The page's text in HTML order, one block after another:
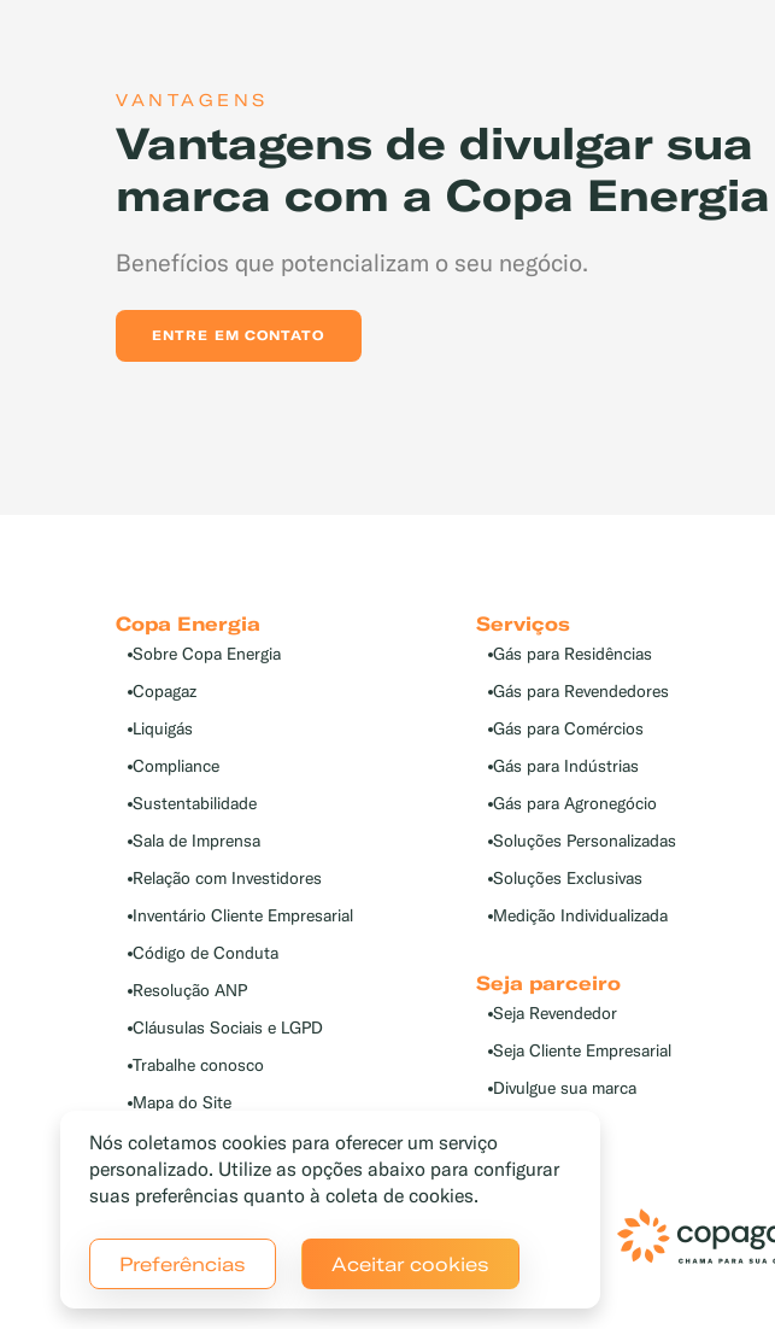
VANTAGENS
Vantagens de divulgar sua
marca com a Copa Energia
Benefícios que potencializam o seu negócio.
ENTRE EM CONTATO
Copa Energia
Sobre Copa Energia
Copagaz
Liquigás
Compliance
Sustentabilidade
Sala de Imprensa
Relação com Investidores
Inventário Cliente Empresarial
Código de Conduta
Resolução ANP
Cláusulas Sociais e LGPD
Trabalhe conosco
Mapa do Site
Serviços
Gás para Residências
Gás para Revendedores
Gás para Comércios
Gás para Indústrias
Gás para Agronegócio
Soluções Personalizadas
Soluções Exclusivas
Medição Individualizada
Seja parceiro
Seja Revendedor
Seja Cliente Empresarial
Divulgue sua marca
Nós coletamos cookies para oferecer um serviço
personalizado. Utilize as opções abaixo para configurar
suas preferências quanto à coleta de cookies.
Preferências Aceitar cookies